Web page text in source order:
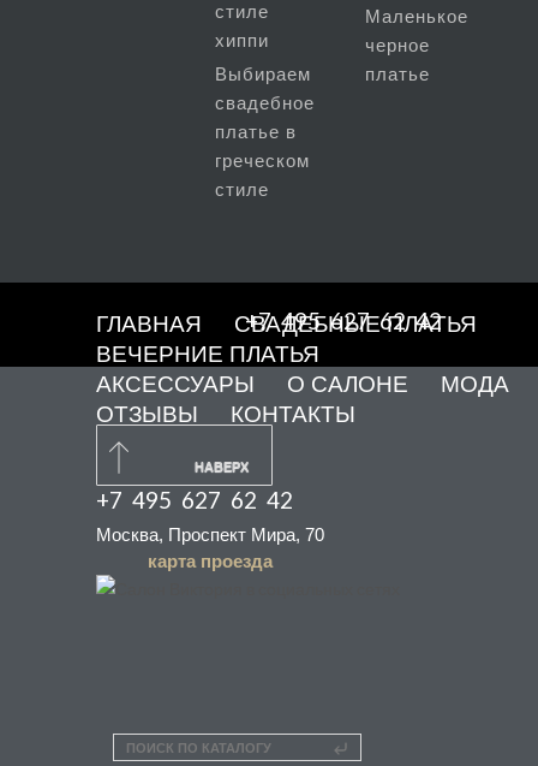
стиле
хиппи
Выбираем
свадебное
платье в
греческом
стиле
Маленькое
черное
платье
ГЛАВНАЯ
СВАДЕБНЫЕ ПЛАТЬЯ
ВЕЧЕРНИЕ ПЛАТЬЯ
АКСЕССУАРЫ
О САЛОНЕ
МОДА
ОТЗЫВЫ
КОНТАКТЫ
+7 495 627 62 42
НАВЕРХ
+7 495 627 62 42
Москва, Проспект Мира, 70
карта проезда
ПОИСК ПО КАТАЛОГУ